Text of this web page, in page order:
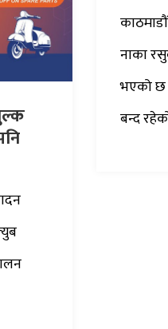
नाका
भएको छ
बन्द